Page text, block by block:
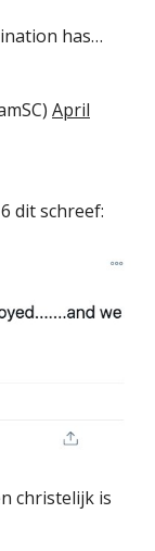
has…
April
dit schreef:
christelijk is